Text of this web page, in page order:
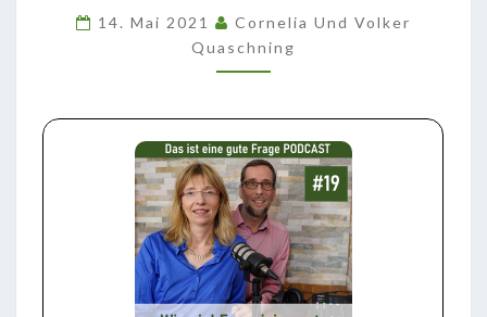
BRAUCHEN
WIR?
14. Mai 2021
Cornelia Und Volker
Quaschning